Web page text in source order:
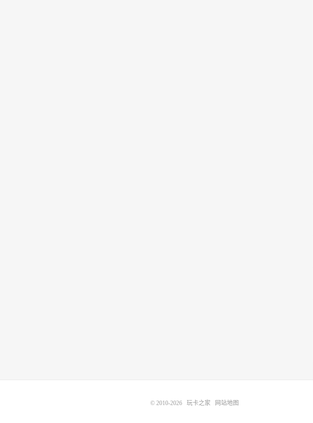
© 2010-2026 玩卡之家 网站地图